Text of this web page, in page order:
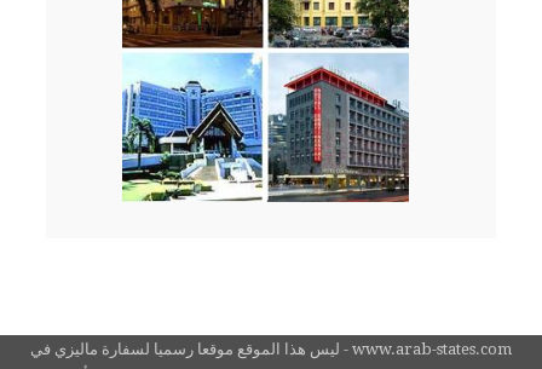
www.arab-states.com - ليس هذا الموقع موقعا رسميا لسفارة ماليزي في